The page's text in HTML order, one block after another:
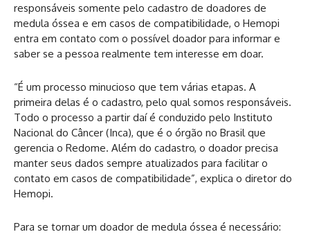
responsáveis somente pelo cadastro de doadores de
medula óssea e em casos de compatibilidade, o Hemopi
entra em contato com o possível doador para informar e
saber se a pessoa realmente tem interesse em doar.
“É um processo minucioso que tem várias etapas. A
primeira delas é o cadastro, pelo qual somos responsáveis.
Todo o processo a partir daí é conduzido pelo Instituto
Nacional do Câncer (Inca), que é o órgão no Brasil que
gerencia o Redome. Além do cadastro, o doador precisa
manter seus dados sempre atualizados para facilitar o
contato em casos de compatibilidade”, explica o diretor do
Hemopi.
Para se tornar um doador de medula óssea é necessário: